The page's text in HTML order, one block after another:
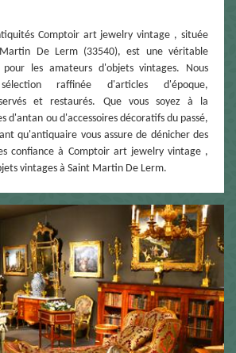
Comptoir art jewelry vintage , située
De Lerm (33540), est une véritable
les amateurs d'objets vintages. Nous
raffinée d'articles d'époque,
et restaurés. Que vous soyez à la
d'antan ou d'accessoires décoratifs du passé,
qu'antiquaire vous assure de dénicher des
confiance à Comptoir art jewelry vintage ,
vintages à Saint Martin De Lerm.